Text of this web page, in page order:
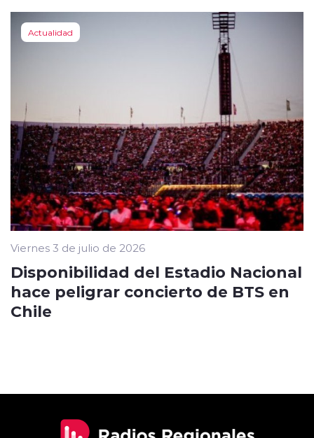
Actualidad
Viernes 3 de julio de 2026
Disponibilidad del Estadio Nacional
hace peligrar concierto de BTS en
Chile